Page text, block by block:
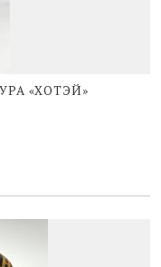
«ХОТЭЙ»